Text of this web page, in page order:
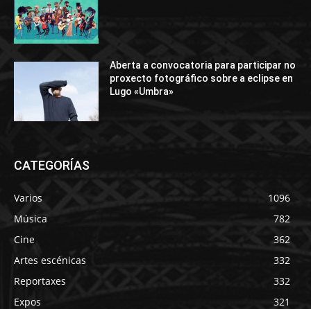
Aberta a convocatoria para participar no
proxecto fotográfico sobre a eclipse en
Lugo «Umbra»
CATEGORÍAS
Varios
1096
Música
782
Cine
362
Artes escénicas
332
Reportaxes
332
Expos
321